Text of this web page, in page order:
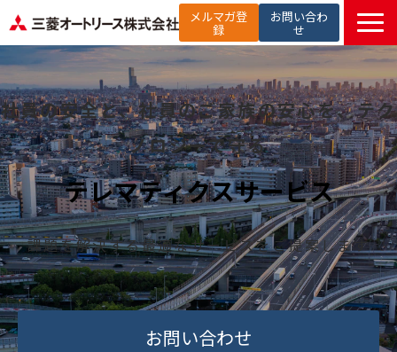
メルマガ登
録
お問い合わ
せ
TOP
提供サービス
解決したい課題から探す
選ばれる理由
お役立ち記事
セミナー
お知らせ
よくあるご質問
社員の安全と、社員のご家族の安心を、テク
ノロジーで守る
テレマティクスサービス
課題を解決する最適なサービスをご提案します
お問い合わせ